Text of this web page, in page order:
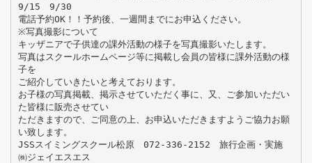
9/15 9/30
電話予約OK！！予約後、一週間までにお申込ください。
※写真撮影について
キッザニアで子供達の課外活動の様子を写真撮影いたします。
写真はスクールホームページ等に掲載し会員の皆様に課外活動の様
子を
ご紹介していきたいと考えております。
お子様の写真掲載、掲示させていただく事に、又、ご参加いただい
た皆様に販売させてい
ただきますので、ご同意の上、お申込いただきますようご協力お願
い致します。
JSSスイミングスクール松原 072-336-2152 旅行企画・実施
㈱ジェイエスエス